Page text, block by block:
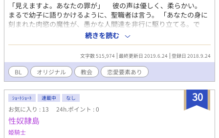
「見えますよ。あなたの罪が」 彼の声は優しく、柔らかい。
まるで幼子に語りかけるように、聖職者は言う。 「あなたの身に
刻まれた肉慾の魔性が、愚かな人間達を非行に駆り立てる。で
も、安心なさい。私達が浄化して差し上げます。これは、そのた
めの儀式なのです――」 甘い刺激と、言葉の誘惑。 彼らはこ
のふしだらな行いを、赦されるための秘跡だという。 「主は見て
おられます。あなたの献身と、信仰の全てを」 ごめんなさい、
ごめんなさいと、謝る声が頭の中に響いている。
続きを読む
文字数 515,974 最終更新日 2019.6.24 登録日 2018.9.24
BL オリジナル 教会 恋愛要素あり
30
ｼｮｰﾄｼｮｰﾄ 連載中 なし
お気に入り : 13 24h.ポイント : 0
性奴隷島
姫騎士